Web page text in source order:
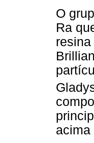
O
Ra
acima